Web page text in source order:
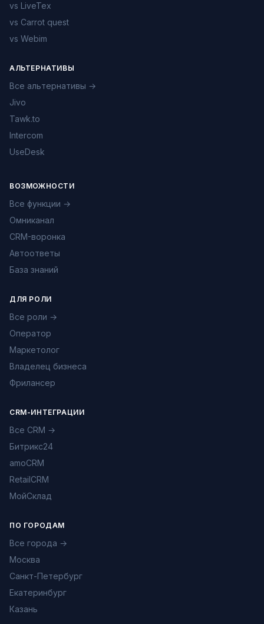
vs LiveTex
vs Carrot quest
vs Webim
АЛЬТЕРНАТИВЫ
Все альтернативы →
Jivo
Tawk.to
Intercom
UseDesk
ВОЗМОЖНОСТИ
Все функции →
Омниканал
CRM-воронка
Автоответы
База знаний
ДЛЯ РОЛИ
Все роли →
Оператор
Маркетолог
Владелец бизнеса
Фрилансер
CRM-ИНТЕГРАЦИИ
Все CRM →
Битрикс24
amoCRM
RetailCRM
МойСклад
ПО ГОРОДАМ
Все города →
Москва
Санкт-Петербург
Екатеринбург
Казань